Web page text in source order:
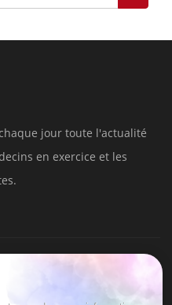
jour toute l'actualité
en exercice et les